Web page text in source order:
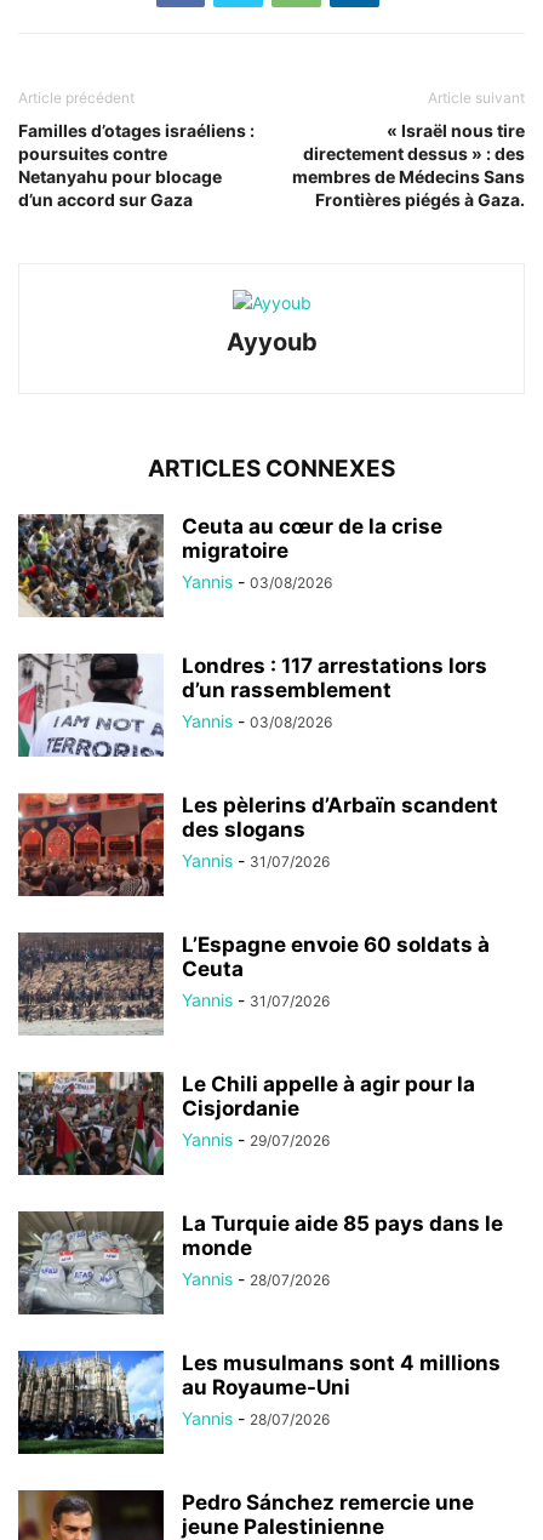
Article précédent
Familles d’otages israéliens :
poursuites contre
Netanyahu pour blocage
d’un accord sur Gaza
Article suivant
« Israël nous tire
directement dessus » : des
membres de Médecins Sans
Frontières piégés à Gaza.
Ayyoub
ARTICLES CONNEXES
Ceuta au cœur de la crise
migratoire
Yannis - 03/08/2026
Londres : 117 arrestations lors
d’un rassemblement
Yannis - 03/08/2026
Les pèlerins d’Arbaïn scandent
des slogans
Yannis - 31/07/2026
L’Espagne envoie 60 soldats à
Ceuta
Yannis - 31/07/2026
Le Chili appelle à agir pour la
Cisjordanie
Yannis - 29/07/2026
La Turquie aide 85 pays dans le
monde
Yannis - 28/07/2026
Les musulmans sont 4 millions
au Royaume-Uni
Yannis - 28/07/2026
Pedro Sánchez remercie une
jeune Palestinienne